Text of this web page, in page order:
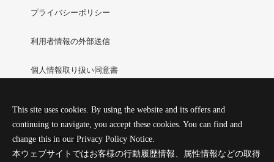
プライバシーポリシー
利用者情報の外部送信
個人情報取り扱い同意書
マイアカウント
新規会員登録
This site uses cookies. By using the website and its offers and
continuing to navigate, you accept these cookies. You can find and
change this in our Privacy Policy Notice.
本ウェブサイトではお客様の行動履歴情報、属性情報などの取得